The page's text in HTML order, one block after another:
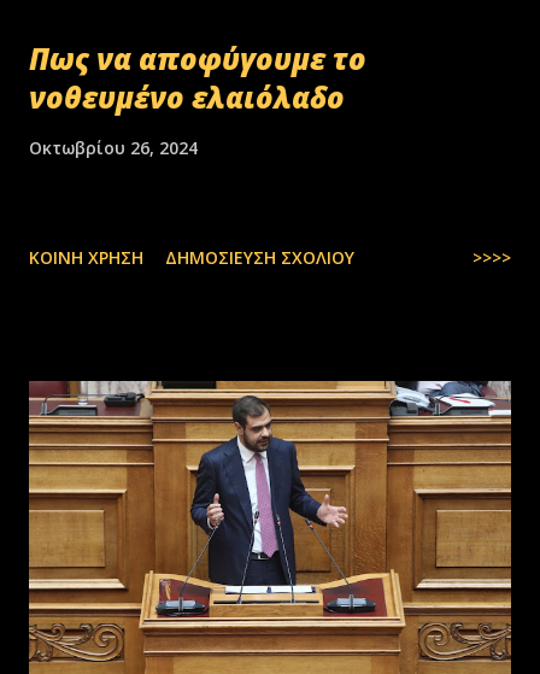
Πως να αποφύγουμε το
νοθευμένο ελαιόλαδο
Οκτωβρίου 26, 2024
ΚΟΙΝΉ ΧΡΉΣΗ ΔΗΜΟΣΊΕΥΣΗ ΣΧΟΛΊΟΥ >>>>